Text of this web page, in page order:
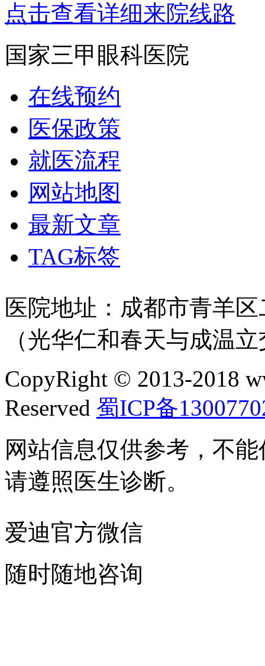
点击查看详细来院线路
国家三甲眼科医院
在线预约
医保政策
就医流程
网站地图
最新文章
TAG标签
医院地址：成都市青羊
（光华仁和春天与成温
CopyRight © 2013-2018
Reserved 蜀ICP备
网站信息仅供参考，不
请遵照医生诊断。
爱迪官方微信
随时随地咨询